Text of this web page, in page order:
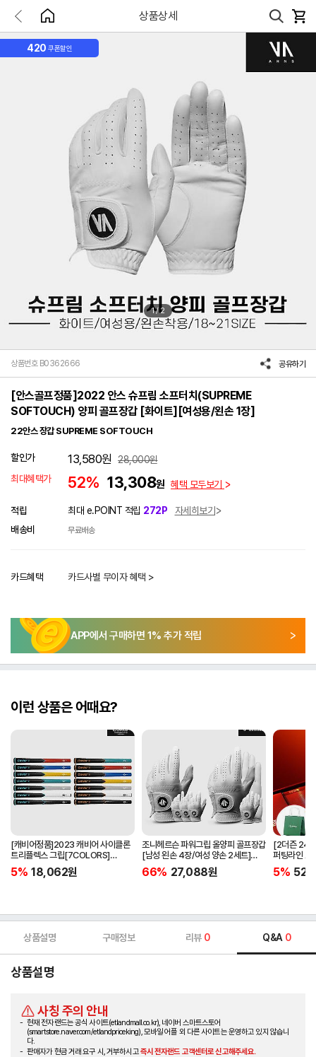
상품상세
420 쿠폰할인
1/2
상품번호 B0362666 공유하기
[안스골프정품]2022 안스 슈프림 소프터치(SUPREME
SOFTOUCH) 양피 골프장갑 [화이트][여성용/왼손 1장]
22안스 장갑 SUPREME SOFTOUCH
할인가 13,580원 28,000원
최대혜택가
52% 13,308원 혜택 모두보기
적립 최대 e.POINT 적립 272P
자세히보기
배송비
무료배송
카드혜택 카드사별 무이자 혜택 >
APP에서 구매하면 1% 추가 적립
이런 상품은 어때요?
[캐비어정품]2023 캐비어 사이클론
트리플렉스 그립[7COLORS]
[라운드][39g/42g/46g/50g]
[R/S 토크]
5% 18,062원
조니헤르슨 파워그립 올양피 골프장갑
[남성 왼손 4장/여성 양손 2세트]
[화이트][케이스포함]
66% 27,088원
[2더즌 24
퍼팅라인 고
골프
5%
상품설명 구매정보 리뷰 0 Q&A 0
상품설명
사칭 주의 안내
현재 전자랜드는 공식 사이트(etlandmall.co.kr), 네이버 스마트스토어
(smartstore.naver.com/etlandpriceking), 모바일 어플 외 다른 사이트는 운영하고 있지 않습니
다.
판매자가 현금 거래 요구 시, 거부하시고즉시 전자랜드 고객센터로 신고해주세요.